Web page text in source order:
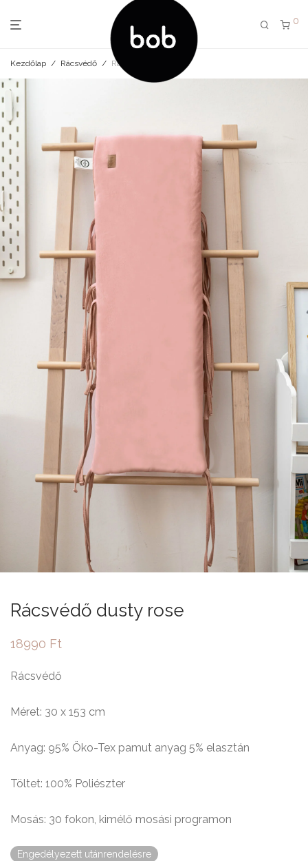
0
Kezdőlap / Rácsvédő / Rácsvédő dusty rose
Rácsvédő dusty rose
18990 Ft
Rácsvédő
Méret: 30 x 153 cm
Anyag: 95% Öko-Tex pamut anyag 5% elasztán
Töltet: 100% Poliészter
Mosás: 30 fokon, kimélő mosási programon
Engedélyezett utánrendelésre